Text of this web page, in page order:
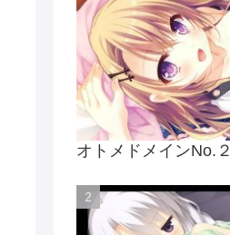
オトメドメインNo.２